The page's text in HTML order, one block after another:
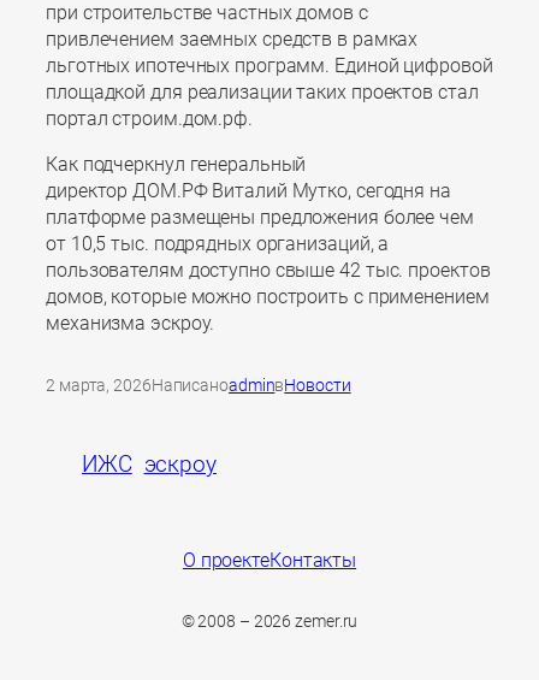
при строительстве частных домов с
привлечением заемных средств в рамках
льготных ипотечных программ. Единой цифровой
площадкой для реализации таких проектов стал
портал строим.дом.рф.
Как подчеркнул генеральный
директор ДОМ.РФ Виталий Мутко, сегодня на
платформе размещены предложения более чем
от 10,5 тыс. подрядных организаций, а
пользователям доступно свыше 42 тыс. проектов
домов, которые можно построить с применением
механизма эскроу.
2 марта, 2026НаписаноadminвНовости
ИЖС эскроу
О проектеКонтакты
© 2008 – 2026 zemer.ru